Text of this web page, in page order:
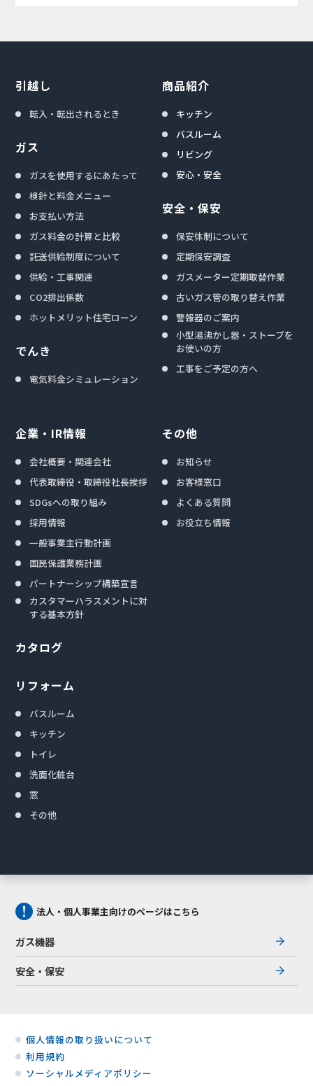
引越し
転入・転出されるとき
ガス
ガスを使用するにあたって
検針と料金メニュー
お支払い方法
ガス料金の計算と比較
託送供給制度について
供給・工事関連
CO2排出係数
ホットメリット住宅ローン
でんき
電気料金シミュレーション
商品紹介
キッチン
バスルーム
リビング
安心・安全
安全・保安
保安体制について
定期保安調査
ガスメーター定期取替作業
古いガス管の取り替え作業
警報器のご案内
小型湯沸かし器・ストーブを
お使いの方
工事をご予定の方へ
企業・IR情報
会社概要・関連会社
代表取締役・取締役社長挨拶
SDGsへの取り組み
採用情報
一般事業主行動計画
国民保護業務計画
パートナーシップ構築宣言
カスタマーハラスメントに対
する基本方針
カタログ
リフォーム
バスルーム
キッチン
トイレ
洗面化粧台
窓
その他
その他
お知らせ
お客様窓口
よくある質問
お役立ち情報
法人・個人事業主向けのページはこちら
ガス機器
安全・保安
個人情報の取り扱いについて
利用規約
ソーシャルメディアポリシー